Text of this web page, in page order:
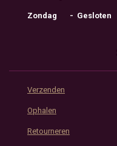
Zondag - Gesloten
Verzenden
Ophalen
Retourneren